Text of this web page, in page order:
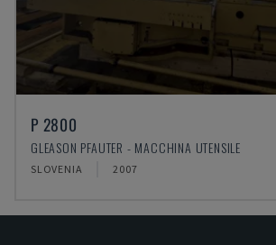
P 2800
GLEASON PFAUTER - MACCHINA UTENSILE
SLOVENIA 2007